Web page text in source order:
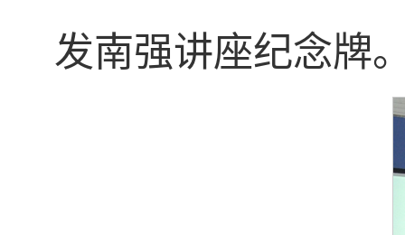
发南强讲座纪念牌